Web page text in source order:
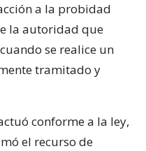
a la probidad
la autoridad que
se realice un
tramitado y
conforme a la ley,
el recurso de